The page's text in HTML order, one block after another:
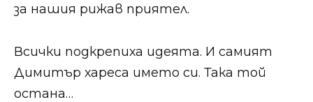
за нашия рижав приятел.
Всички подкрепиха идеята. И самият
Димитър хареса името си. Така той
остана…